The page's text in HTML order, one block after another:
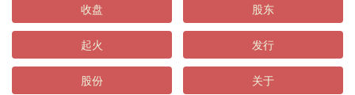
收盘 股东
起火 发行
股份 关于